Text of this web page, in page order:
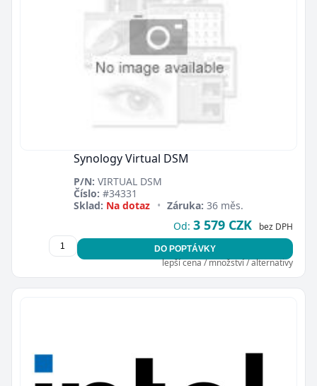
Synology Virtual DSM
P/N: VIRTUAL DSM
Číslo: #34331
Sklad: Na dotaz • Záruka: 36 měs.
Od: 3 579 CZK bez DPH
DO POPTÁVKY
lepší cena / množství / alternativy